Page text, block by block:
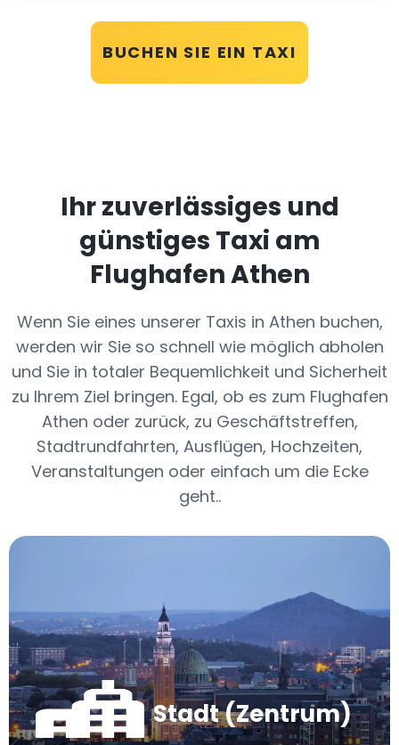
BUCHEN SIE EIN TAXI
Ihr zuverlässiges und
günstiges Taxi am
Flughafen Athen
Wenn Sie eines unserer Taxis in Athen buchen,
werden wir Sie so schnell wie möglich abholen
und Sie in totaler Bequemlichkeit und Sicherheit
zu Ihrem Ziel bringen. Egal, ob es zum Flughafen
Athen oder zurück, zu Geschäftstreffen,
Stadtrundfahrten, Ausflügen, Hochzeiten,
Veranstaltungen oder einfach um die Ecke
geht..
Stadt (Zentrum)